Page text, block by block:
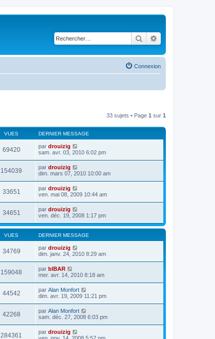
Rechercher
Connexion
33 sujets • Page 1 sur 1
VUES DERNIER MESSAGE
69420 par drouizig
sam. avr. 03, 2010 6:02 pm
154039 par drouizig
dim. mars 07, 2010 10:00 am
33651 par drouizig
ven. mai 08, 2009 10:44 am
34651 par drouizig
ven. déc. 19, 2008 1:17 pm
VUES DERNIER MESSAGE
34769 par drouizig
dim. janv. 24, 2010 8:29 am
159048 par bIBAR
mer. avr. 14, 2010 8:18 am
44542 par Alan Monfort
dim. avr. 19, 2009 11:21 pm
42268 par Alan Monfort
sam. déc. 27, 2008 6:03 pm
284361 par drouizig
ven. nov. 14, 2008 5:57 pm